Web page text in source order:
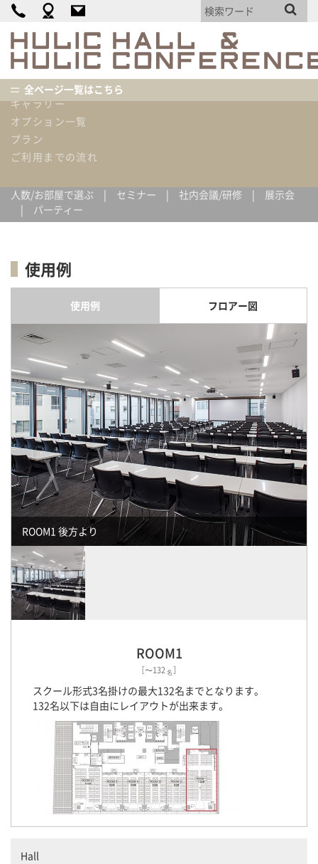
全ページ一覧はこちら
カンファレンス概要
カンファレンス詳細
料金表
機材・備品・設備リスト
使用内容例
ギャラリー
オプション一覧
プラン
ご利用までの流れ
ホーム 使用内容例 ROOM1
使用内容例
人数/お部屋で選ぶ セミナー 社内会議/研修
展示会
パーティー
使用例
使用例 フロアー図
ROOM1 後方より
ROOM1
［〜132 名］
スクール形式3名掛けの最大132名までとなります。
132名以下は自由にレイアウトが出来ます。
Hall